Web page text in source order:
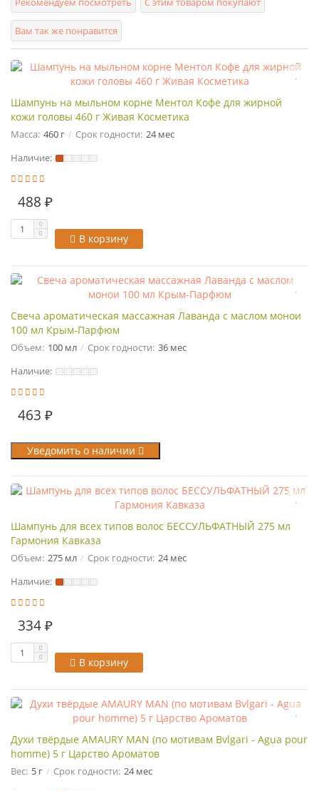
Вам так же понравится
Шампунь на мыльном корне Ментол Кофе для жирной
кожи головы 460 г Живая Косметика
Масса: 460 г Срок годности: 24 мес
Наличие:
488 ₽
В корзину
Свеча ароматическая массажная Лаванда с маслом монои
100 мл Крым-Парфюм
Объем: 100 мл Срок годности: 36 мес
Наличие:
463 ₽
Уведомить о наличии
Шампунь для всех типов волос БЕССУЛЬФАТНЫЙ 275 мл
Гармония Кавказа
Объем: 275 мл Срок годности: 24 мес
Наличие:
334 ₽
В корзину
Духи твёрдые AMAURY MAN (по мотивам Bvlgari - Agua pour
homme) 5 г Царство Ароматов
Вес: 5 г Срок годности: 24 мес